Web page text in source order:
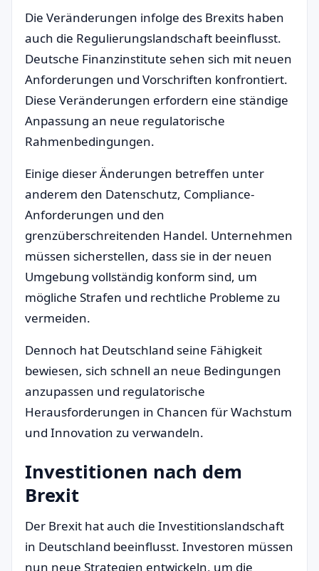
Die Veränderungen infolge des Brexits haben
auch die Regulierungslandschaft beeinflusst.
Deutsche Finanzinstitute sehen sich mit neuen
Anforderungen und Vorschriften konfrontiert.
Diese Veränderungen erfordern eine ständige
Anpassung an neue regulatorische
Rahmenbedingungen.
Einige dieser Änderungen betreffen unter
anderem den Datenschutz, Compliance-
Anforderungen und den
grenzüberschreitenden Handel. Unternehmen
müssen sicherstellen, dass sie in der neuen
Umgebung vollständig konform sind, um
mögliche Strafen und rechtliche Probleme zu
vermeiden.
Dennoch hat Deutschland seine Fähigkeit
bewiesen, sich schnell an neue Bedingungen
anzupassen und regulatorische
Herausforderungen in Chancen für Wachstum
und Innovation zu verwandeln.
Investitionen nach dem
Brexit
Der Brexit hat auch die Investitionslandschaft
in Deutschland beeinflusst. Investoren müssen
nun neue Strategien entwickeln, um die